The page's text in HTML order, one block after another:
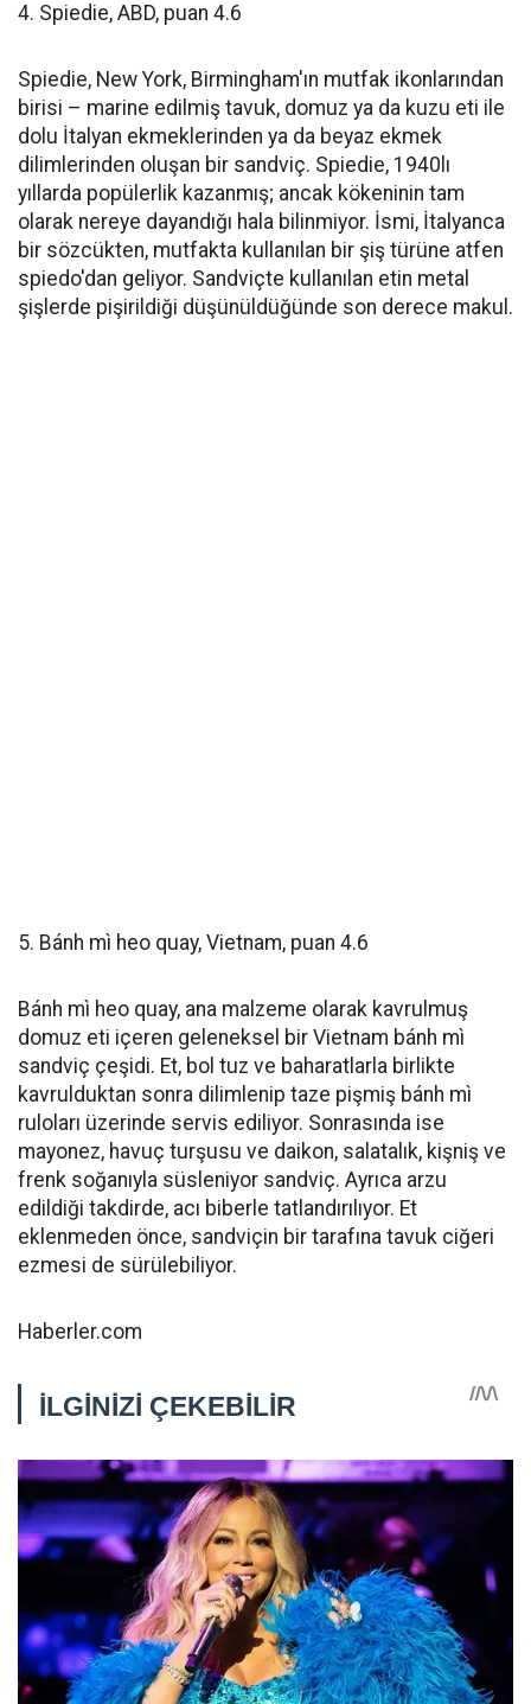
4. Spiedie, ABD, puan 4.6
Spiedie, New York, Birmingham'ın mutfak ikonlarından
birisi – marine edilmiş tavuk, domuz ya da kuzu eti ile
dolu İtalyan ekmeklerinden ya da beyaz ekmek
dilimlerinden oluşan bir sandviç. Spiedie, 1940lı
yıllarda popülerlik kazanmış; ancak kökeninin tam
olarak nereye dayandığı hala bilinmiyor. İsmi, İtalyanca
bir sözcükten, mutfakta kullanılan bir şiş türüne atfen
spiedo'dan geliyor. Sandviçte kullanılan etin metal
şişlerde pişirildiği düşünüldüğünde son derece makul.
5. Bánh mì heo quay, Vietnam, puan 4.6
Bánh mì heo quay, ana malzeme olarak kavrulmuş
domuz eti içeren geleneksel bir Vietnam bánh mì
sandviç çeşidi. Et, bol tuz ve baharatlarla birlikte
kavrulduktan sonra dilimlenip taze pişmiş bánh mì
ruloları üzerinde servis ediliyor. Sonrasında ise
mayonez, havuç turşusu ve daikon, salatalık, kişniş ve
frenk soğanıyla süsleniyor sandviç. Ayrıca arzu
edildiği takdirde, acı biberle tatlandırılıyor. Et
eklenmeden önce, sandviçin bir tarafına tavuk ciğeri
ezmesi de sürülebiliyor.
Haberler.com